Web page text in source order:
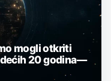
mogli otkriti
20 godina—